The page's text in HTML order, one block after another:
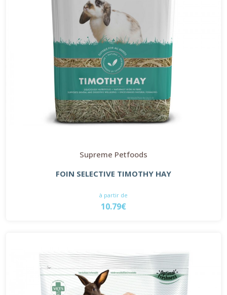
Supreme Petfoods
FOIN SELECTIVE TIMOTHY HAY
à partir de
10.79€